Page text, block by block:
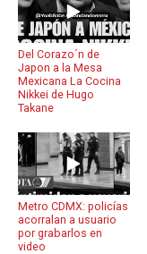
Del Corazo´n de
Japon a la Mesa
Mexicana La Cocina
Nikkei de Hugo
Takane
Metro CDMX: policías
acorralan a usuario
por grabarlos en
video